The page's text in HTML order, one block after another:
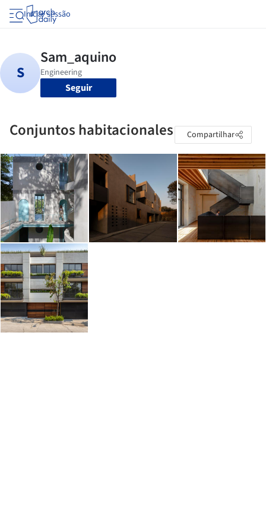
Iniciar sessão
Seguir
Conjuntos habitacionales Compartilhar